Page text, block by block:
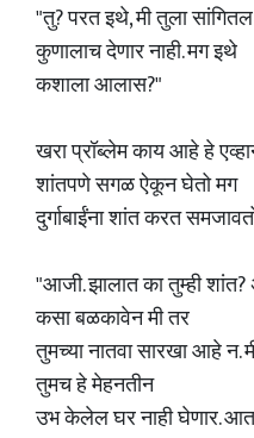
"तु? परत इथे, मी तुला
कुणालाच देणार नाही. मग इथे
कशाला आलास?"
खरा प्रॉब्लेम काय आहे हे
शांतपणे सगळ ऐकून घेतो मग
दुर्गाबाईंना शांत करत
"आजी. झालात का तुम्ही
कसा बळकावेन मी तर
तुमच्या नातवा सारखा आहे न.
तुमच हे मेहनतीन
उभ केलेल घर नाही घेणार.